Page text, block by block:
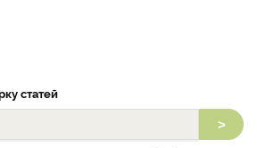
статей
>